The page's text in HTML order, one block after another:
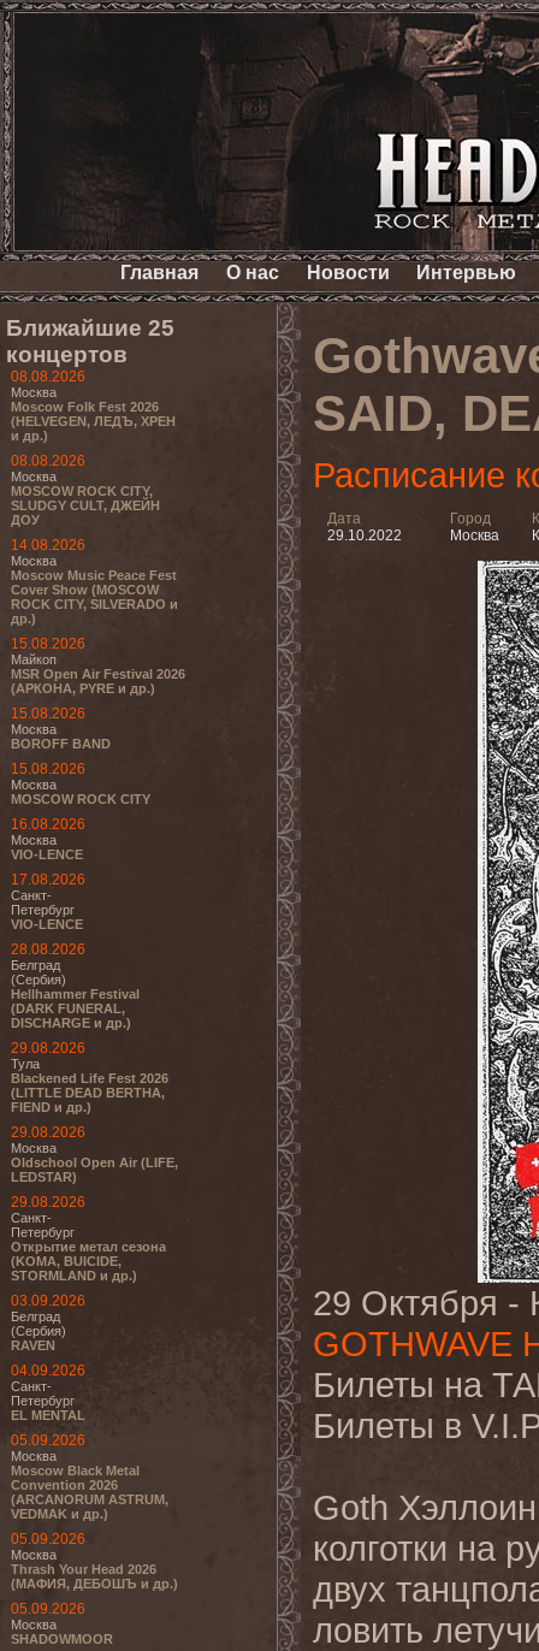
Главная О нас Новости Интервью
Ближайшие 25
концертов
08.08.2026
Москва
Moscow Folk Fest 2026
(HELVEGEN, ЛЕДЪ, ХРЕН
и др.)
08.08.2026
Москва
MOSCOW ROCK CITY,
SLUDGY CULT, ДЖЕЙН
ДОУ
14.08.2026
Москва
Moscow Music Peace Fest
Cover Show (MOSCOW
ROCK CITY, SILVERADO и
др.)
15.08.2026
Майкоп
MSR Open Air Festival 2026
(АРКОНА, PYRE и др.)
15.08.2026
Москва
BOROFF BAND
15.08.2026
Москва
MOSCOW ROCK CITY
16.08.2026
Москва
VIO-LENCE
17.08.2026
Санкт-
Петербург
VIO-LENCE
28.08.2026
Белград
(Сербия)
Hellhammer Festival
(DARK FUNERAL,
DISCHARGE и др.)
29.08.2026
Тула
Blackened Life Fest 2026
(LITTLE DEAD BERTHA,
FIEND и др.)
29.08.2026
Москва
Oldschool Open Air (LIFE,
LEDSTAR)
29.08.2026
Санкт-
Петербург
Открытие метал сезона
(KOMA, BUICIDE,
STORMLAND и др.)
03.09.2026
Белград
(Сербия)
RAVEN
04.09.2026
Санкт-
Петербург
EL MENTAL
05.09.2026
Москва
Moscow Black Metal
Convention 2026
(ARCANORUM ASTRUM,
VEDMAK и др.)
05.09.2026
Москва
Thrash Your Head 2026
(МАФИЯ, ДЕБОШЪ и др.)
05.09.2026
Москва
SHADOWMOOR
SAID,
Расписание
Дата
29.10.2022
Город
Москва
29 Октября -
GOTHWAVE
Билеты на
Билеты в
Goth
колготки на
двух
ловить